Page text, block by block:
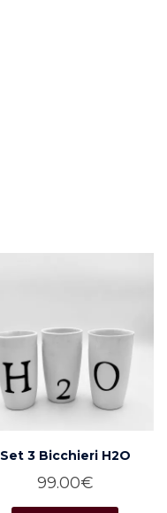
Set 3 Bicchieri H2O
99.00€